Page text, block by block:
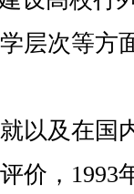
层次等方
以及在国
价， 1993